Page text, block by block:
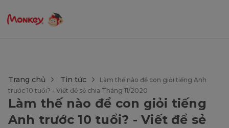
Trang chủ Tin tức
Làm thế nào để con giỏi tiếng Anh
trước 10 tuổi? - Viết để sẻ chia Tháng 11/2020
Làm thế nào để con giỏi tiếng
Anh trước 10 tuổi? - Viết để sẻ